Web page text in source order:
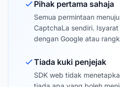
Pihak pertama sahaja
Semua permintaan
CaptchaLa sendiri.
dengan Google atau
Tiada kuki penjejak
SDK web tidak